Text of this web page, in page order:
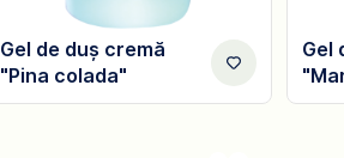
Gel de duș cremă
"Pina colada"
Gel